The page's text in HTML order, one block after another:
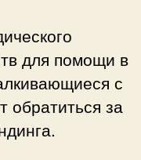
для помощи в
с
обратиться за